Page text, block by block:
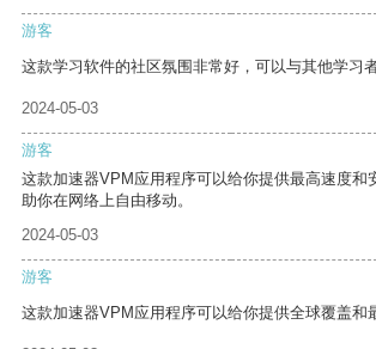
游客
这款学习软件的社区氛围非常好，可以与其他学习
2024-05-03
游客
这款加速器VPM应用程序可以给你提供最高速度和
助你在网络上自由移动。
2024-05-03
游客
这款加速器VPM应用程序可以给你提供全球覆盖和